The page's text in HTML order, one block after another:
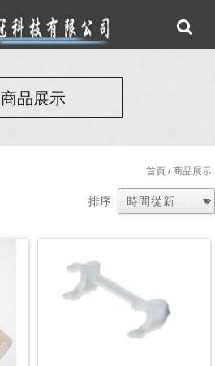
商品展示
首頁/ 商品展示
排序: